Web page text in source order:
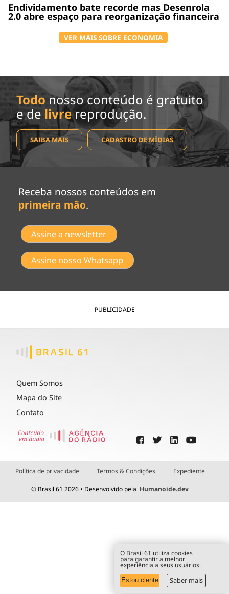
Endividamento bate recorde mas Desenrola
2.0 abre espaço para reorganização financeira
VER MAIS SOBRE ECONOMIA
Todo nosso conteúdo é gratuito
e de livrereprodução.
SAIBA MAIS CADASTRO DE MÍDIAS
Receba nossos conteúdos em
primeira mão.
Assine a newsletter
Assine nosso Whatsapp
PUBLICIDADE
Quem Somos
Mapa do Site
Contato
Política de privacidade Termos & Condições Expediente
© Brasil 61 2026 • Desenvolvido pela Humanoide.dev
O Brasil 61 utiliza cookies
para garantir a melhor
experiência a seus usuários.
Estou ciente Saber mais